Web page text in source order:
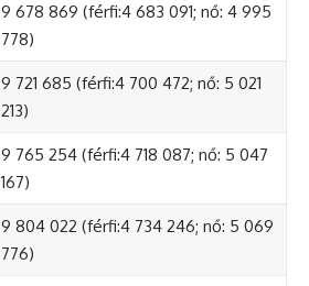
9 678 869 (férfi:4 683 091; nő: 4 995
778)
9 721 685 (férfi:4 700 472; nő: 5 021
213)
9 765 254 (férfi:4 718 087; nő: 5 047
167)
9 804 022 (férfi:4 734 246; nő: 5 069
776)